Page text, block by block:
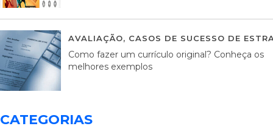
AVALIAÇÃO, CASOS DE SUCESSO DE
Como fazer um currículo original? Conheça os
melhores exemplos
CATEGORIAS